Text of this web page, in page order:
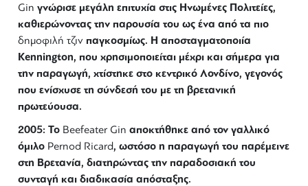
Gin γνώρισε μεγάλη επιτυχία στις Ηνωμένες Πολιτείες,
καθιερώνοντας την παρουσία του ως ένα από τα πιο
δημοφιλή τζιν παγκοσμίως. Η αποσταγματοποιία
Kennington, που χρησιμοποιείται μέχρι και σήμερα για
την παραγωγή, χτίστηκε στο κεντρικό Λονδίνο, γεγονός
που ενίσχυσε τη σύνδεσή του με τη βρετανική
πρωτεύουσα.
2005: Το Beefeater Gin αποκτήθηκε από τον γαλλικό
όμιλο Pernod Ricard, ωστόσο η παραγωγή του παρέμεινε
στη Βρετανία, διατηρώντας την παραδοσιακή του
συνταγή και διαδικασία απόσταξης.